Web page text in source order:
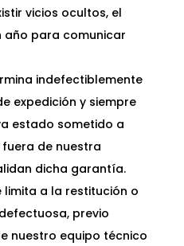
vicios ocultos, el
año para comunicar
indefectiblemente
expedición y siempre
estado sometido a
de nuestra
dicha garantía.
a la restitución o
previo
nuestro equipo técnico